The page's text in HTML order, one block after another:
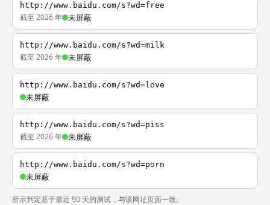
http://www.baidu.com/s?wd=free
截至 2026 年 未屏蔽
http://www.baidu.com/s?wd=milk
截至 2026 年 未屏蔽
http://www.baidu.com/s?wd=love
未屏蔽
http://www.baidu.com/s?wd=piss
截至 2026 年 未屏蔽
http://www.baidu.com/s?wd=porn
未屏蔽
所示判定基于最近 90 天的测试，与该网址页面一致。